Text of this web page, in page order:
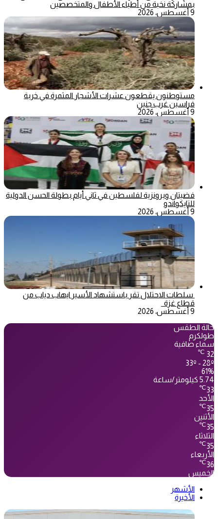
بمشاركة نخبة من أطباء الأطفال والمتخصصين
9 أغسطس، 2026
مستوطنون يقطعون عشرات الأشجار المثمرة في خربة
فراسين غرب جنين
9 أغسطس، 2026
فضيتان وبرونزية لفلسطين في ثاني أيام بطولة الحسن الدولية
للتايكواندو
9 أغسطس، 2026
سلطات الاحتلال تقر باستشهاد الأسير ايهاب دياب من
قطاع غزة
9 أغسطس، 2026
حالة الطقس
طولكرم
سماء صافية
32
℃
33º - 28º
61%
5.74 كيلومتر/ساعة
33
℃
الأحد
35
℃
الأثنين
35
℃
الثلاثاء
35
℃
الأربعاء
36
℃
الخميس
الأشهر
الأخيرة